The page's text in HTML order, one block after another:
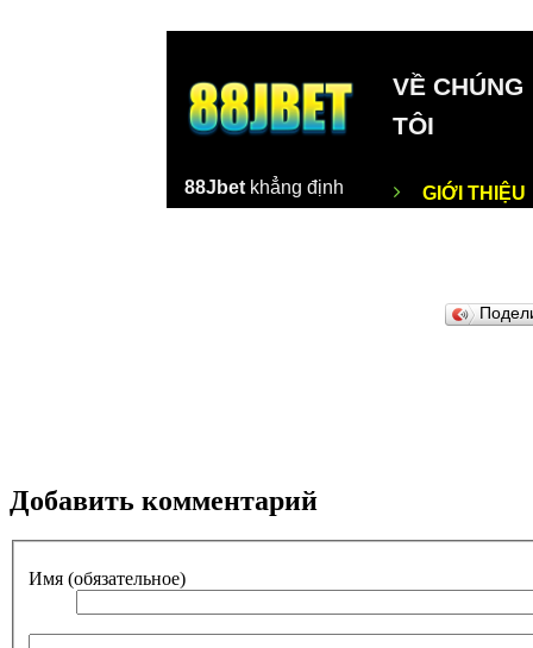
Добавить комментарий
Имя (обязательное)